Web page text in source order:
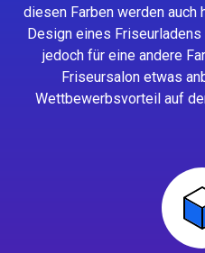
diesen Farben werden auch
Design eines
jedoch für eine andere
Friseursalon etwas
Wettbewerbsvorteil auf